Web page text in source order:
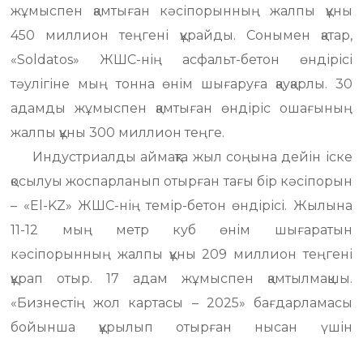
жұмыспен қамтыған кәсіпорынның жалпы құны
450 миллион теңгені құрайды. Сонымен қатар,
«Soldatos» ЖШС-нің асфальт-бетон өндірісі
тәулігіне мың тонна өнім шығаруға қауқарлы. 30
адамды жұмыспен қамтыған өндіріс ошағының
жалпы құны 300 миллион теңге.
Индустриалды аймақта жыл соңына дейін іске
қосылуы жоспарланып отырған тағы бір кәсіпорын
– «El-KZ» ЖШС-нің темір-бетон өндірісі. Жылына
11-12 мың метр куб өнім шығаратын
кәсіпорынның жалпы құны 209 миллион теңгені
құрап отыр. 17 адам жұмыспен қамтылмақшы.
«Бизнестің жол картасы – 2025» бағдарламасы
бойынша құрылып отырған нысан үшін